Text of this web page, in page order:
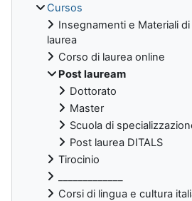
Cursos
Insegnamenti e Materiali
laurea
Corso di laurea online
Post lauream
Dottorato
Master
Scuola di
Post laurea DITALS
Tirocinio
Corsi di lingua e cultura